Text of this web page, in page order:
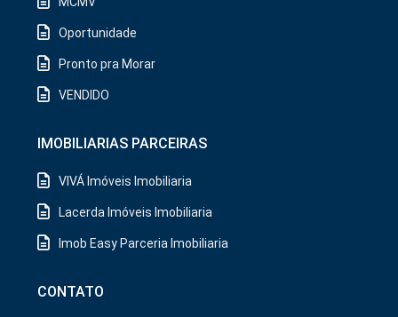
Oportunidade
Pronto pra Morar
VENDIDO
IMOBILIARIAS PARCEIRAS
VIVÁ Imóveis Imobiliaria
Lacerda Imóveis Imobiliaria
Imob Easy Parceria Imobiliaria
CONTATO